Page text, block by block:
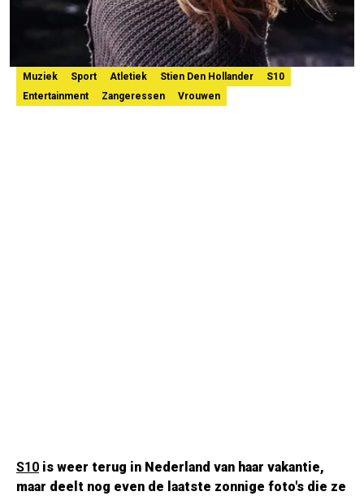
Muziek Sport Atletiek Stien Den Hollander
S10
Entertainment
Zangeressen Vrouwen
S10 is weer terug in Nederland van haar vakantie,
maar deelt nog even de laatste zonnige foto's die ze